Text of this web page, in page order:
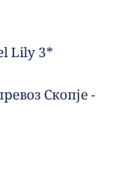
Lily 3*
Скопје -